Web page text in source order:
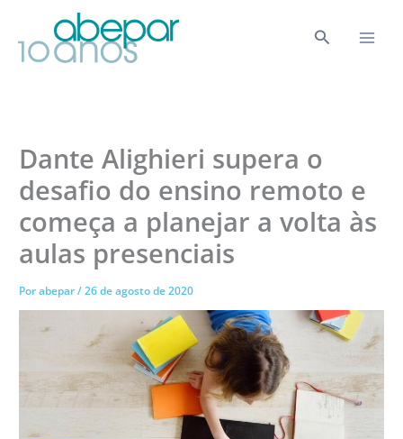
conteúdo
Pesquisar
Dante Alighieri supera o
desafio do ensino remoto e
começa a planejar a volta às
aulas presenciais
Porabepar/26 de agosto de 2020